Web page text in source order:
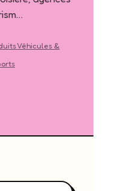
Véhicules &